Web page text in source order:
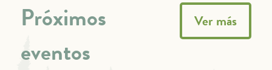
Próximos
eventos
Ver más